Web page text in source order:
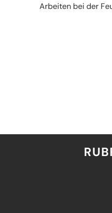
Arbeiten bei der